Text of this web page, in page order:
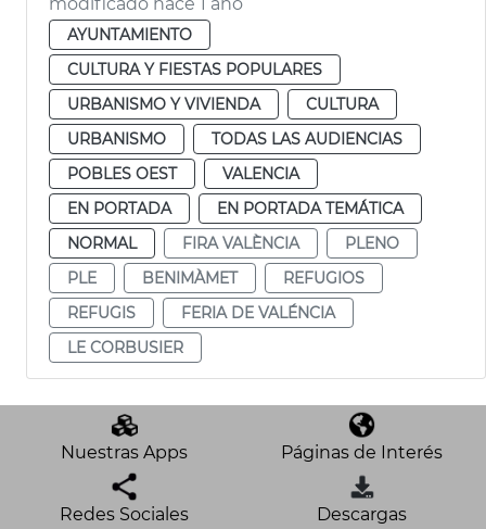
AYUNTAMIENTO
CULTURA Y FIESTAS POPULARES
URBANISMO Y VIVIENDA
CULTURA
URBANISMO
TODAS LAS AUDIENCIAS
POBLES OEST
VALENCIA
EN PORTADA
EN PORTADA TEMÁTICA
NORMAL
FIRA VALÈNCIA
PLENO
PLE
BENIMÀMET
REFUGIOS
REFUGIS
FERIA DE VALÉNCIA
LE CORBUSIER
Nuestras Apps Páginas de Interés
Redes Sociales Descargas